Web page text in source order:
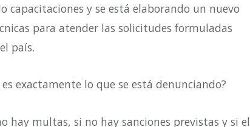
capacitaciones y se está elaborando un nuevo
para atender las solicitudes formuladas
país.
exactamente lo que se está denunciando?
hay multas, si no hay sanciones previstas y si el